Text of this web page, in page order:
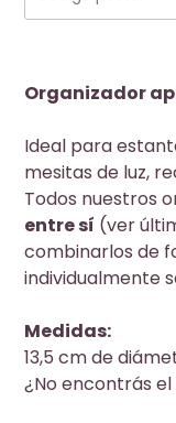
Organizador
Ideal para
mesitas de luz,
Todos nuestros
entre sí (ver
combinarlos de
individualmente
Medidas:
13,5 cm de
¿No encontrás el